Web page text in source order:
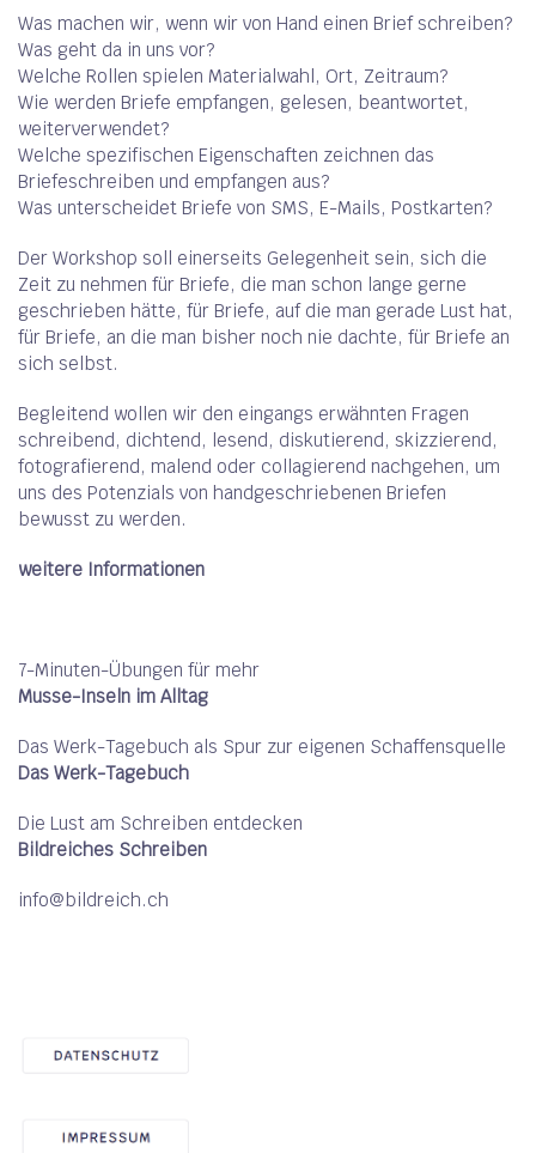
Was machen wir, wenn wir von Hand einen Brief schreiben?
Was geht da in uns vor?
Welche Rollen spielen Materialwahl, Ort, Zeitraum?
Wie werden Briefe empfangen, gelesen, beantwortet,
weiterverwendet?
Welche spezifischen Eigenschaften zeichnen das
Briefeschreiben und empfangen aus?
Was unterscheidet Briefe von SMS, E-Mails, Postkarten?
Der Workshop soll einerseits Gelegenheit sein, sich die
Zeit zu nehmen für Briefe, die man schon lange gerne
geschrieben hätte, für Briefe, auf die man gerade Lust hat,
für Briefe, an die man bisher noch nie dachte, für Briefe an
sich selbst.
Begleitend wollen wir den eingangs erwähnten Fragen
schreibend, dichtend, lesend, diskutierend, skizzierend,
fotografierend, malend oder collagierend nachgehen, um
uns des Potenzials von handgeschriebenen Briefen
bewusst zu werden.
weitere Informationen
7-Minuten-Übungen für mehr
Musse-Inseln im Alltag
Das Werk-Tagebuch als Spur zur eigenen Schaffensquelle
Das Werk-Tagebuch
Die Lust am Schreiben entdecken
Bildreiches Schreiben
info@bildreich.ch